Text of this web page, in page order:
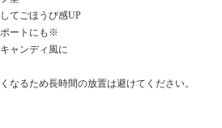
てごほうび感UP
ポートにも※
ャンディ風に
なるため長時間の放置は避けてください。